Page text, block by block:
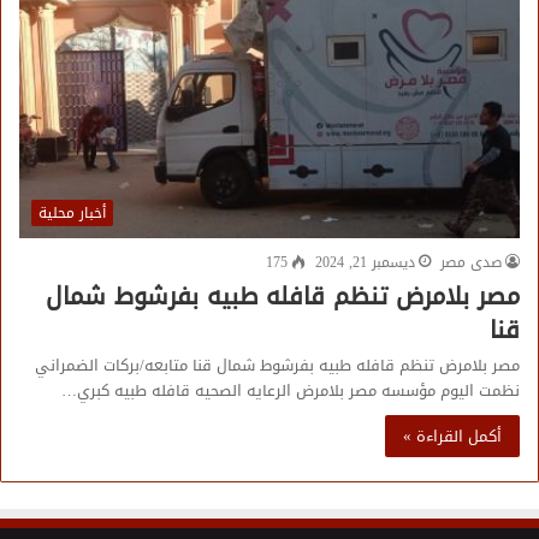
أخبار محلية
صدى مصر
ديسمبر 21, 2024 175
مصر بلامرض تنظم قافله طبيه بفرشوط شمال
قنا
مصر بلامرض تنظم قافله طبيه بفرشوط شمال قنا متابعه/بركات الضمراني
نظمت اليوم مؤسسه مصر بلامرض الرعايه الصحيه قافله طبيه كبري…
أكمل القراءة »